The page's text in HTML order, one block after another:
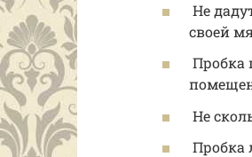
Не
своей
Пробка
Не
Пробка